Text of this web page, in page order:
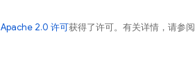
Apache 2.0 许可获得了许可。有关详情，请参阅